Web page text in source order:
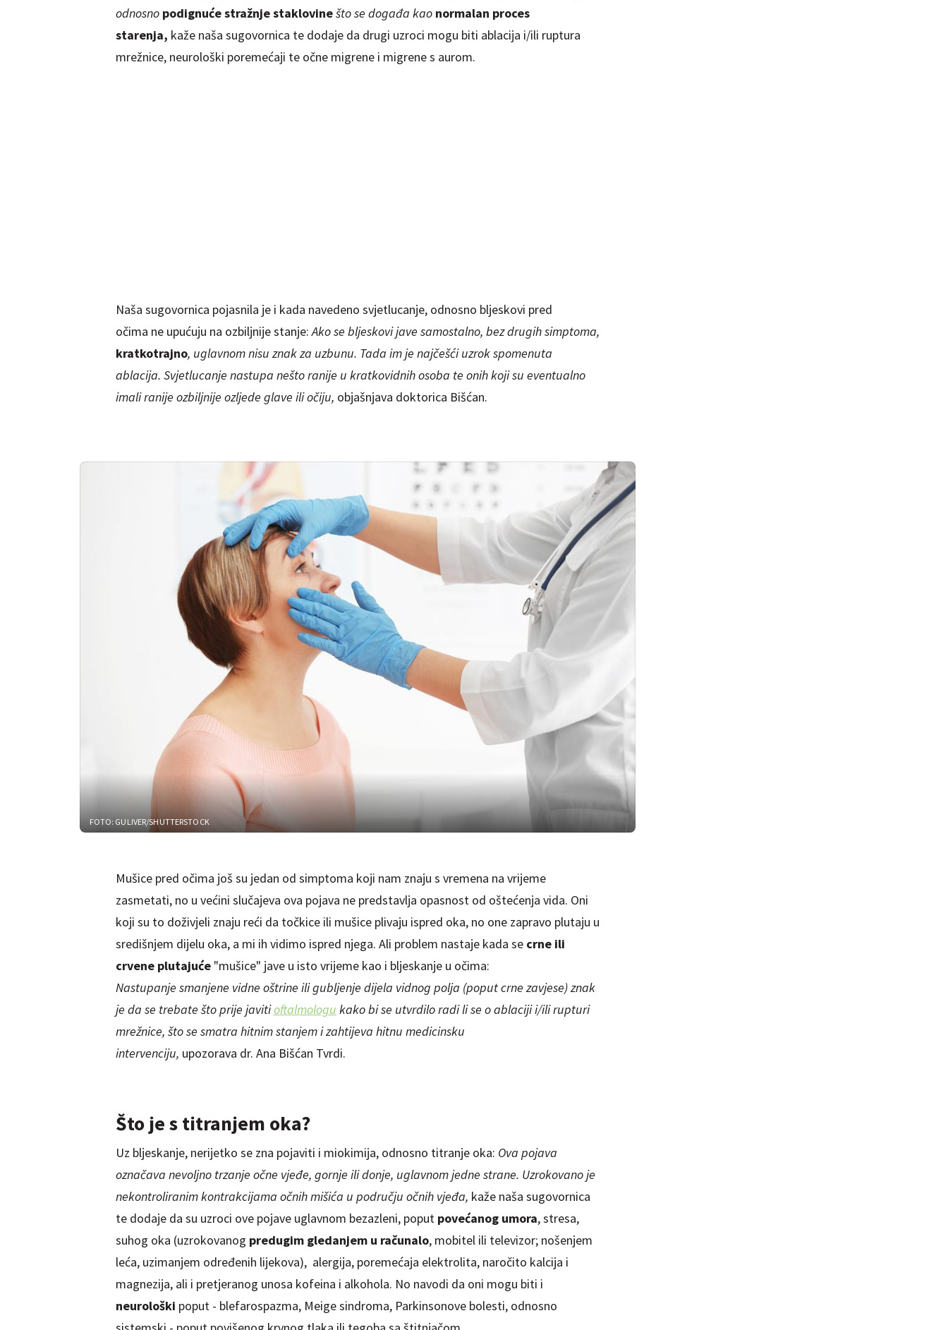
odnosno podignuće stražnje staklovinešto se događa kao normalan proces
starenja, kaže naša sugovornica te dodaje da drugi uzroci mogu biti ablacija i/ili ruptura
mrežnice, neurološki poremećaji te očne migrene i migrene s aurom.
Naša sugovornica pojasnila je i kada navedeno svjetlucanje, odnosno bljeskovi pred
očima ne upućuju na ozbiljnije stanje:Ako se bljeskovi jave samostalno, bez drugih simptoma,
kratkotrajno, uglavnom nisu znak za uzbunu. Tada im je najčešći uzrok spomenuta
ablacija. Svjetlucanje nastupa nešto ranije u kratkovidnih osoba te onih koji su eventualno
imali ranije ozbiljnije ozljede glave ili očiju, objašnjava doktorica Bišćan.
FOTO: GULIVER/SHUTTERSTOCK
Mušice pred očima još su jedan od simptoma koji nam znaju s vremena na vrijeme
zasmetati, no u većini slučajeva ova pojava ne predstavlja opasnost od oštećenja vida. Oni
koji su to doživjeli znaju reći da točkice ili mušice plivaju ispred oka, no one zapravo plutaju u
središnjem dijelu oka, a mi ih vidimo ispred njega. Ali problem nastaje kada se crne ili
crvene plutajuće"mušice" jave u isto vrijeme kao i bljeskanje u očima:
Nastupanje smanjene vidne oštrine ili gubljenje dijela vidnog polja (poput crne zavjese) znak
je da se trebate što prije javitioftalmologu kako bi se utvrdilo radi li se o ablaciji i/ili rupturi
mrežnice, što se smatra hitnim stanjem i zahtijeva hitnu medicinsku
intervenciju, upozorava dr. Ana Bišćan Tvrdi.
Što je s titranjem oka?
Uz bljeskanje, nerijetko se zna pojaviti i miokimija, odnosno titranje oka: Ova pojava
označava nevoljno trzanje očne vjeđe, gornje ili donje, uglavnom jedne strane. Uzrokovano je
nekontroliranim kontrakcijama očnih mišića u području očnih vjeđa, kaže naša sugovornica
te dodaje da su uzroci ove pojave uglavnom bezazleni, poput povećanog umora, stresa,
suhog oka (uzrokovanog predugim gledanjem u računalo, mobitel ili televizor; nošenjem
leća, uzimanjem određenih lijekova), alergija, poremećaja elektrolita, naročito kalcija i
magnezija, ali i pretjeranog unosa kofeina i alkohola. No navodi da oni mogu biti i
neurološki poput - blefarospazma, Meige sindroma, Parkinsonove bolesti, odnosno